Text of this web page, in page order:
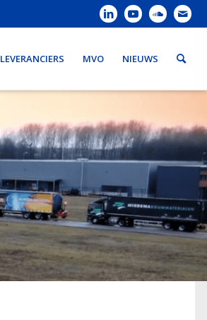
LEVERANCIERS MVO NIEUWS